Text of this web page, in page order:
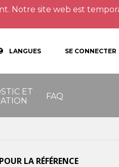
Notre site web est
LANGUES SE CONNECTER
ET
FAQ
LA RÉFÉRENCE